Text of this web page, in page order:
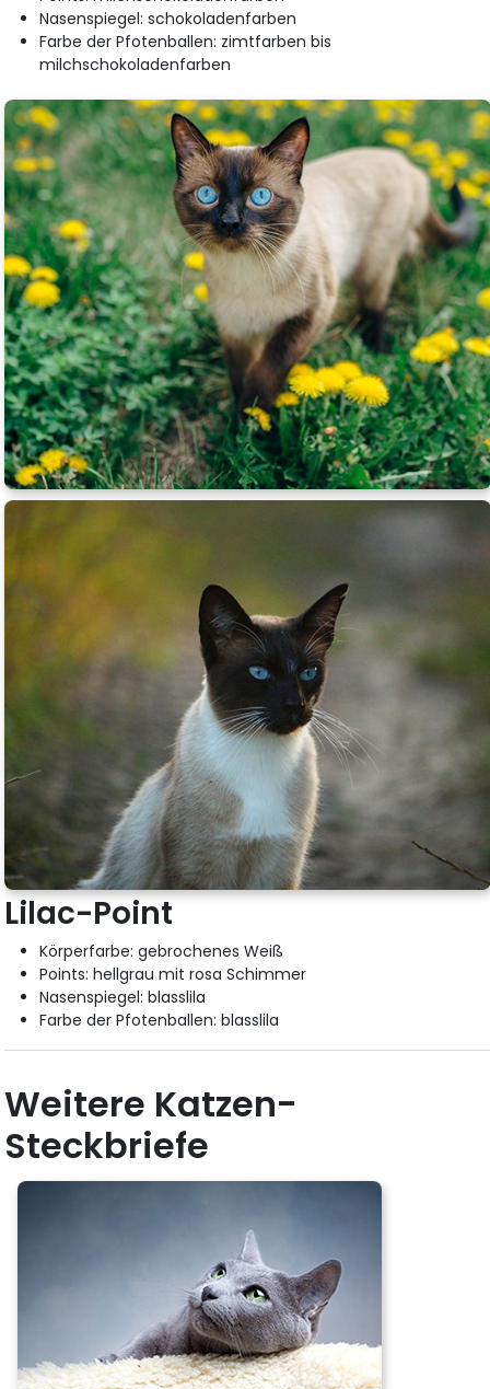
Nasenspiegel: schokoladenfarben
Farbe der Pfotenballen: zimtfarben bis
milchschokoladenfarben
Lilac-Point
Körperfarbe: gebrochenes Weiß
Points: hellgrau mit rosa Schimmer
Nasenspiegel: blasslila
Farbe der Pfotenballen: blasslila
Weitere Katzen-
Steckbriefe